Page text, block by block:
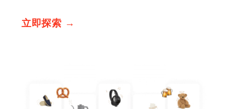
立即探索 →